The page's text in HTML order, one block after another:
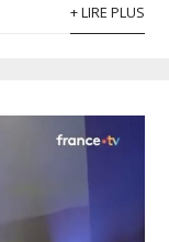
+ LIRE PLUS